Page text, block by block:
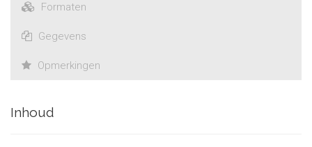
Formaten
Gegevens
Opmerkingen
Inhoud